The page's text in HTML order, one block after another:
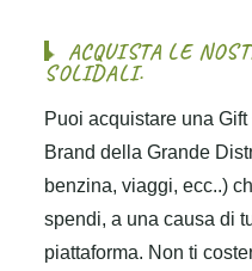
ACQUISTA LE NOST
SOLIDALI.
Puoi acquistare una
Brand della Grande
benzina, viaggi, ecc..)
spendi, a una causa di
piattaforma. Non ti